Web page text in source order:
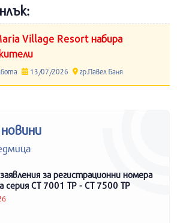
Village Resort набира
13/07/2026 гр.Павел Баня
за регистрационни номера
серия СТ 7001 ТР - СТ 7500 ТР